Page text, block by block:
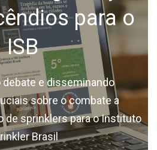
para o
ISB
e disseminando
sobre o combate a
de sprinklers para o Instituto
Brasil